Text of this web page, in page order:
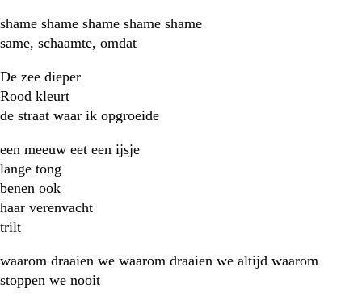
shame shame shame shame shame
same, schaamte, omdat
De zee dieper
Rood kleurt
de straat waar ik opgroeide
een meeuw eet een ijsje
lange tong
benen ook
haar verenvacht
trilt
waarom draaien we waarom draaien we altijd waarom
stoppen we nooit